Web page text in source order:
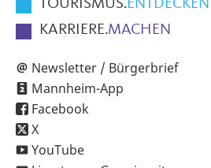
TOURISMUS.ENTDECKEN
KARRIERE.MACHEN
Newsletter / Bürgerbrief
Mannheim-App
Facebook
X
YouTube